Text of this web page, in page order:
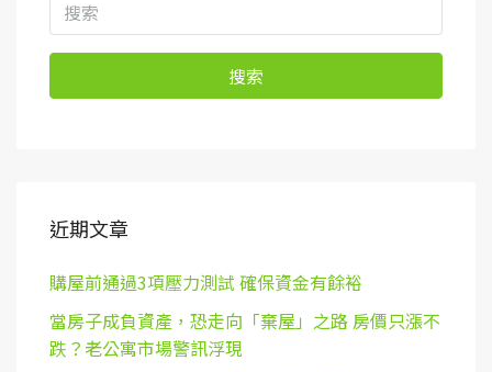
搜索
近期文章
購屋前通過3項壓力測試 確保資金有餘裕
當房子成負資產，恐走向「棄屋」之路 房價只漲不
跌？老公寓市場警訊浮現